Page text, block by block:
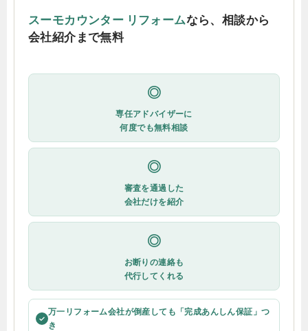
スーモカウンター リフォームなら、相談から
会社紹介まで無料
◎
専任アドバイザーに
何度でも無料相談
◎
審査を通過した
会社だけを紹介
◎
お断りの連絡も
代行してくれる
✓
万一リフォーム会社が倒産しても「完成あんしん保証」つ
き